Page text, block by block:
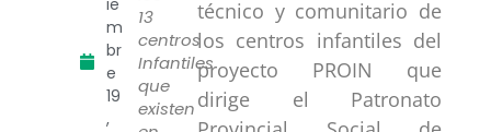
m
br
e
19
,
13
centros
Infantiles
que
existen
técnico y comunitario de
los centros infantiles del
proyecto PROIN que
dirige el Patronato